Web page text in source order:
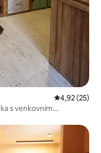
Průměrné
4,92 (25)
s venkovním